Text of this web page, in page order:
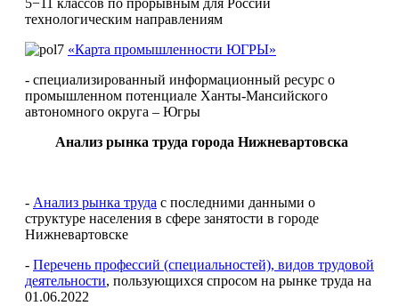
5−11 классов по прорывным для России
технологическим направлениям
«Карта промышленности ЮГРЫ»
- специализированный информационный ресурс о
промышленном потенциале Ханты-Мансийского
автономного округа – Югры
Анализ рынка труда города Нижневартовска
- Анализ рынка труда с последними данными о
структуре населения в сфере занятости в городе
Нижневартовске
- Перечень профессий (специальностей), видов трудовой
деятельности, пользующихся спросом на рынке труда на
01.06.2022